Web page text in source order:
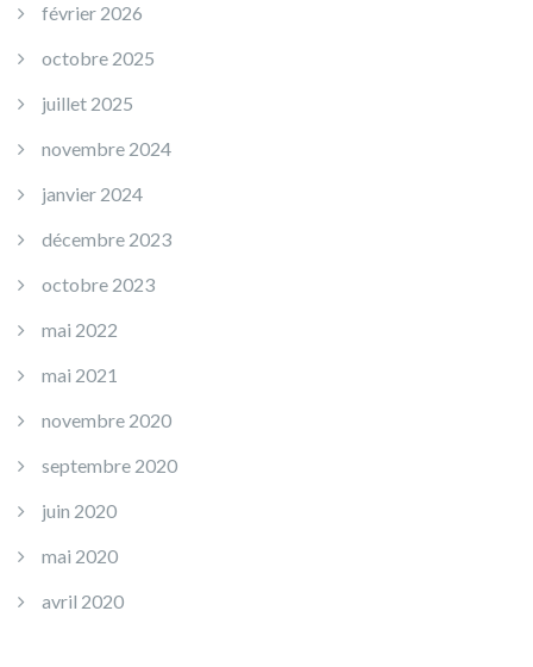
février 2026
octobre 2025
juillet 2025
novembre 2024
janvier 2024
décembre 2023
octobre 2023
mai 2022
mai 2021
novembre 2020
septembre 2020
juin 2020
mai 2020
avril 2020